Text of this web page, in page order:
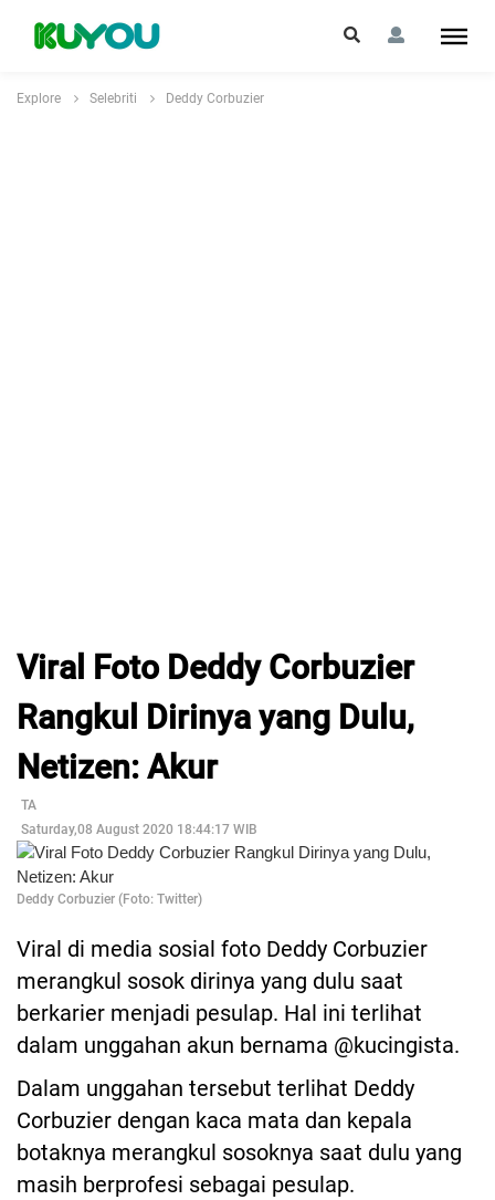
Explore Selebriti Deddy Corbuzier
Viral Foto Deddy Corbuzier
Rangkul Dirinya yang Dulu,
Netizen: Akur
TA
Saturday,08 August 2020 18:44:17 WIB
Deddy Corbuzier (Foto: Twitter)
Viral di media sosial foto Deddy Corbuzier
merangkul sosok dirinya yang dulu saat
berkarier menjadi pesulap. Hal ini terlihat
dalam unggahan akun bernama @kucingista.
Dalam unggahan tersebut terlihat Deddy
Corbuzier dengan kaca mata dan kepala
botaknya merangkul sosoknya saat dulu yang
masih berprofesi sebagai pesulap.